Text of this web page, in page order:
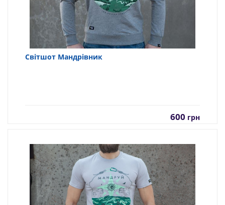
Світшот Мандрівник
600 грн